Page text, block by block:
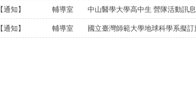
【通知】 輔導室 中山醫學大學高中生 營隊活動訊息
【通知】 輔導室